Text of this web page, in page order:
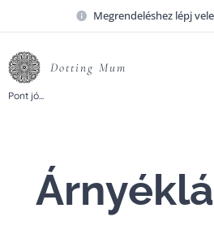
Megrendeléshez lépj
Dotting Mum
Pont jó...